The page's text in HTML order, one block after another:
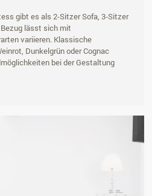
gibt es als 2-Sitzer Sofa, 3-Sitzer
lässt sich mit
variieren. Klassische
Dunkelgrün oder Cognac
bei der Gestaltung